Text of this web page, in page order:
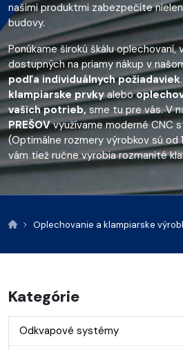
našimi produktmi zabezpečíte
budovy.
Ponúkame širokú škálu
dostupných na priamy nákup v
podľa individuálnych požiadaviek
klampiarske prvkyalebo
vašich potrieb,sme tu pre vás. V
PREŠOVvyužívame moderné CNC
(Optimálne rozmery výrobkov sú od
vám tiež ručne vyrobia rozmanité
Oplechovanie a klampiarske
Kategórie
Odkvapové systémy